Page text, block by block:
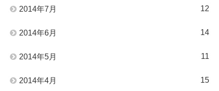
2014年7月 12
2014年6月 14
2014年5月 11
2014年4月 15